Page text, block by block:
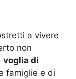
a vivere
non
voglia di
famiglie e di